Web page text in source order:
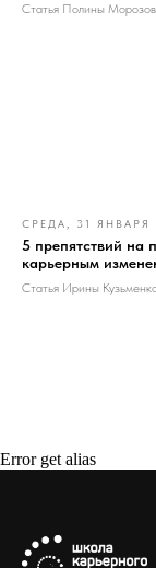
Статья Полины
СРЕДА, 31 ЯНВАРЯ
5 препятствий на
карьерным
Статья Ирины
Error get alias